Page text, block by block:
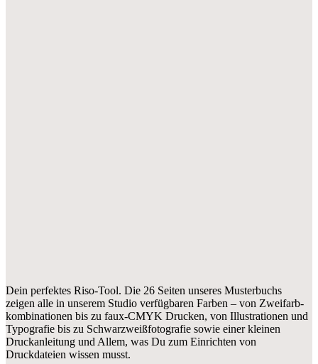
Dein perfektes Riso-Tool. Die 26 Seiten unseres Musterbuchs
zeigen alle in unserem Studio verfügbaren Farben – von Zwei­farb­
kombinationen bis zu faux-CMYK Drucken, von Illustrationen und
Typografie bis zu Schwarz­weißfotografie sowie einer kleinen
Druck­anleitung und Allem, was Du zum Einrichten von
Druckdateien wissen musst.